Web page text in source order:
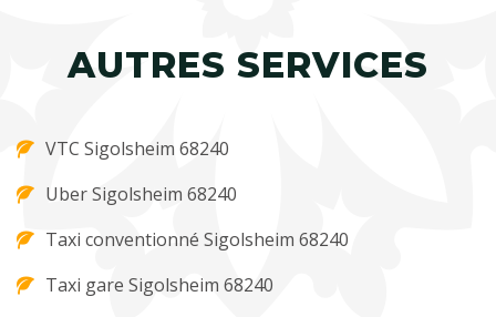
AUTRES SERVICES
VTC Sigolsheim 68240
Uber Sigolsheim 68240
Taxi conventionné Sigolsheim 68240
Taxi gare Sigolsheim 68240